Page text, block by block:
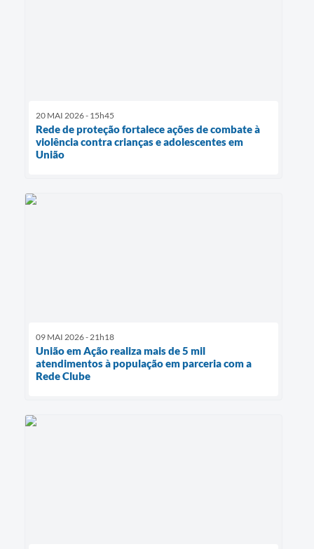
20 MAI 2026 - 15h45
Rede de proteção fortalece ações de combate à
violência contra crianças e adolescentes em
União
09 MAI 2026 - 21h18
União em Ação realiza mais de 5 mil
atendimentos à população em parceria com a
Rede Clube